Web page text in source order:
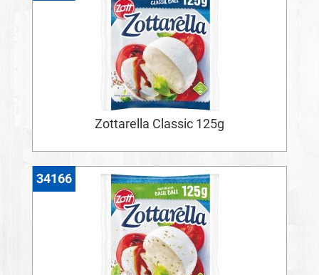
Zottarella Classic 125g
34166